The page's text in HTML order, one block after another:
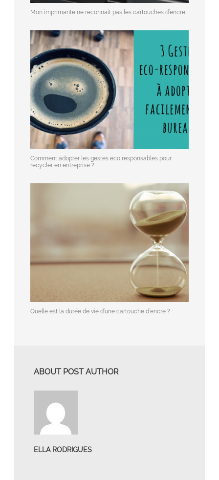
Mon imprimante ne reconnait pas les cartouches d’encre
Comment adopter les gestes eco responsables pour
recycler en entreprise ?
Quelle est la durée de vie d’une cartouche d’encre ?
ABOUT POST AUTHOR
ELLA RODRIGUES